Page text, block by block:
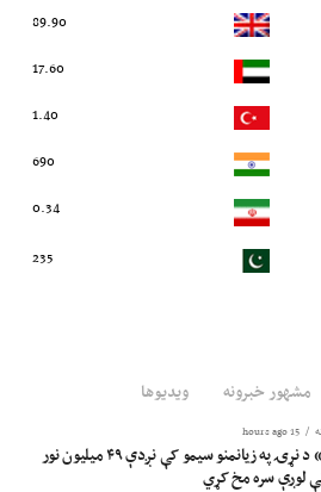
89.90
17.60
1.40
690
0.34
235
مشهور خبرونه ویدیوها
15 hours ago
ښايي «اِل‌نینو» د نړۍ په زیانمنو سیمو کې نږدې ۴۹ میلیون نور
لوږې سره مخ کړي